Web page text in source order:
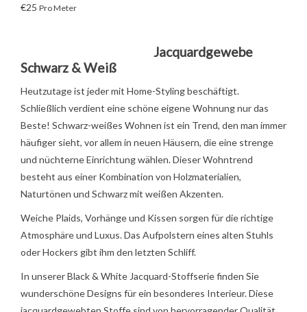
€25 Pro Meter
Jacquardgewebe
Schwarz & Weiß
Heutzutage ist jeder mit Home-Styling beschäftigt.
Schließlich verdient eine schöne eigene Wohnung nur das
Beste! Schwarz-weißes Wohnen ist ein Trend, den man immer
häufiger sieht, vor allem in neuen Häusern, die eine strenge
und nüchterne Einrichtung wählen. Dieser Wohntrend
besteht aus einer Kombination von Holzmaterialien,
Naturtönen und Schwarz mit weißen Akzenten.
Weiche Plaids, Vorhänge und Kissen sorgen für die richtige
Atmosphäre und Luxus. Das Aufpolstern eines alten Stuhls
oder Hockers gibt ihm den letzten Schliff.
In unserer Black & White Jacquard-Stoffserie finden Sie
wunderschöne Designs für ein besonderes Interieur. Diese